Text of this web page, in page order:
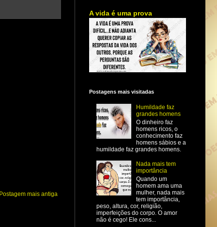
Postagem mais antiga
A vida é uma prova
Postagens mais visitadas
Humildade faz
grandes homens
O dinheiro faz
homens ricos, o
conhecimento faz
homens sábios e a
humildade faz grandes homens.
Nada mais tem
importância
Quando um
homem ama uma
mulher, nada mais
tem importância,
peso, altura, cor, religião,
imperfeições do corpo. O amor
não é cego! Ele cons...